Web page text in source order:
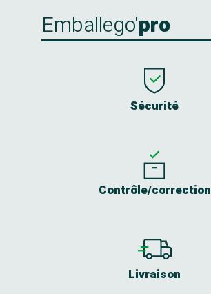
Emballego'pro
Sécurité
Contrôle/correction
Livraison